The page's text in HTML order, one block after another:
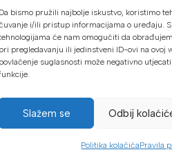
Da bismo pružili najbolje iskustvo, koristimo
i/ili pristup informacijama o uređaju.
će nam omogućiti da
pri pregledavanju ili jedinstveni ID-ovi na ovoj
povlačenje suglasnosti može negativno
Slažem se Odbij
Politika kolačićaPravila
U našoj web
Kreditnim
24 rate
Gotovinom
Mikrofin do